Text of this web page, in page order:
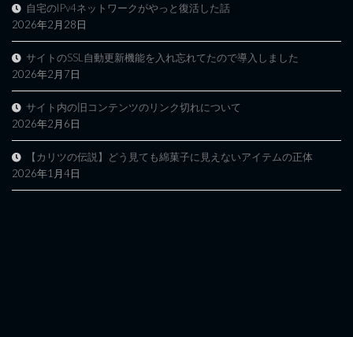
自宅のIPv4ネットワークがやっと復活した話
2026年2月28日
サイトのSSL自動更新機能を入れ忘れてたので導入しました
2026年2月7日
サイト内の旧コンテンツのリンク切れについて
2026年2月6日
【カリツの伝説】どう見ても綿菓子に見えないアイテムの正体
2026年1月4日